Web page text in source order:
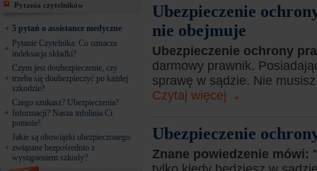
Pytania czytelników
5 pytań o assistance medyczne
Pytanie Czytelnika: Co oznacza
indeksacja składki?
Czym jest doubezpieczenie, czy
trzeba się doubezpieczyć po każdej
szkodzie?
Czego szukasz? Ubezpieczenia?
Informacji? Nasza infolinia Ci
pomoże!
Jakie są obowiązki ubezpieczonego
związane bezpośrednio z
wystąpieniem szkody?
Ubezpieczenie
nie obejmuje
Ubezpieczenie ochrony
darmowy prawnik.
sprawę w sądzie. Nie
Czytaj więcej
Ubezpieczenie
Znane powiedzenie mówi: